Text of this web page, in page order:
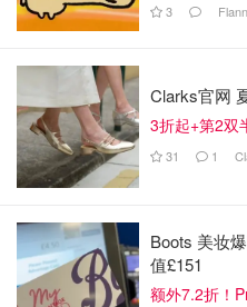
图片来自于@亚马逊上的
整个首饰架既实用又有装饰
bling bling的首饰架引起极
马逊上面也有相应的安装教程
3
Clarks官网
3折起+第2双
31 1
Boots 美妆
值£151
额外7.2折！